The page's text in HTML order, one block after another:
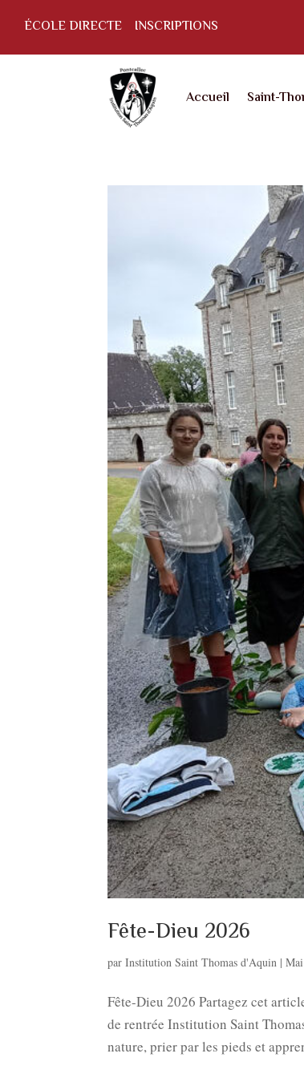
ÉCOLE DIRECTE INSCRIPTIONS
Accueil Saint-
Fête-Dieu 2026
parInstitution Saint Thomas d'Aquin |
Fête-Dieu 2026 Partagez cet
de rentrée Institution Saint
nature, prier par les pieds et